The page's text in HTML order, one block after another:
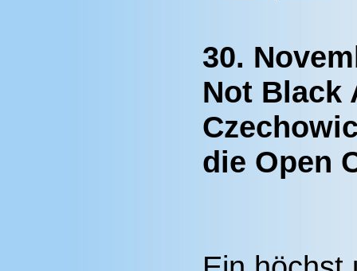
30.
Not Black
die Open